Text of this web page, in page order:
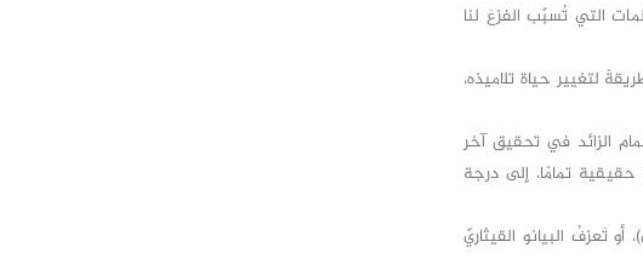
التي تُسبّب الفزعَ لنا
لتغيير حياة تلاميذه،
الزائد في تحقيق آخر
حقيقية تمامًا، إلى درجة
تَعزفُ البيانو القيثاريّ